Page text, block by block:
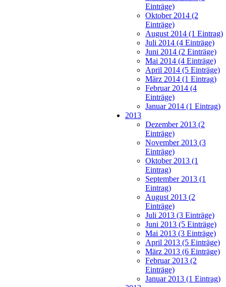
Einträge)
Oktober 2014 (2
Einträge)
August 2014 (1 Eintrag)
Juli 2014 (4 Einträge)
Juni 2014 (2 Einträge)
Mai 2014 (4 Einträge)
April 2014 (5 Einträge)
März 2014 (1 Eintrag)
Februar 2014 (4
Einträge)
Januar 2014 (1 Eintrag)
2013
Dezember 2013 (2
Einträge)
November 2013 (3
Einträge)
Oktober 2013 (1
Eintrag)
September 2013 (1
Eintrag)
August 2013 (2
Einträge)
Juli 2013 (3 Einträge)
Juni 2013 (5 Einträge)
Mai 2013 (3 Einträge)
April 2013 (5 Einträge)
März 2013 (6 Einträge)
Februar 2013 (2
Einträge)
Januar 2013 (1 Eintrag)